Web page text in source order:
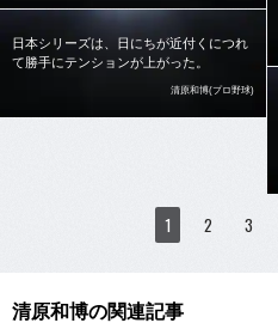
日本シリーズは、日にちが近付くにつれ
て勝手にテンションが上がった。
清原和博(プロ野球)
1 2 3
清原和博の関連記事